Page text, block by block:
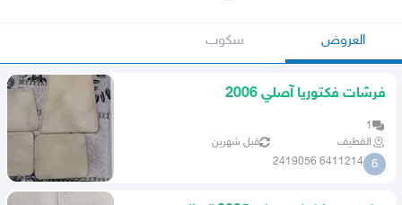
العروض سكوب
فرشات فكتوريا آصلي 2006
1
القطيف
قبل شهرين
6
6411214 2419056